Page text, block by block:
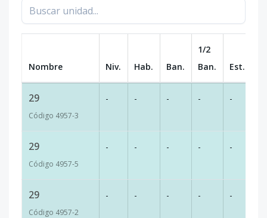
Nombre Niv. Hab. Ban.
1/2
Ban.
Est.
29
Código 4957-3
- - - - -
29
Código 4957-5
- - - - -
29
Código 4957-2
- - - - -